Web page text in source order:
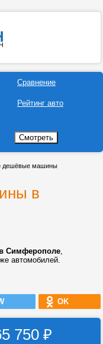
Сравнение
Рейтинг авто
дешёвые машины
в
Симферополе,
автомобилей.
OK
750 ₽